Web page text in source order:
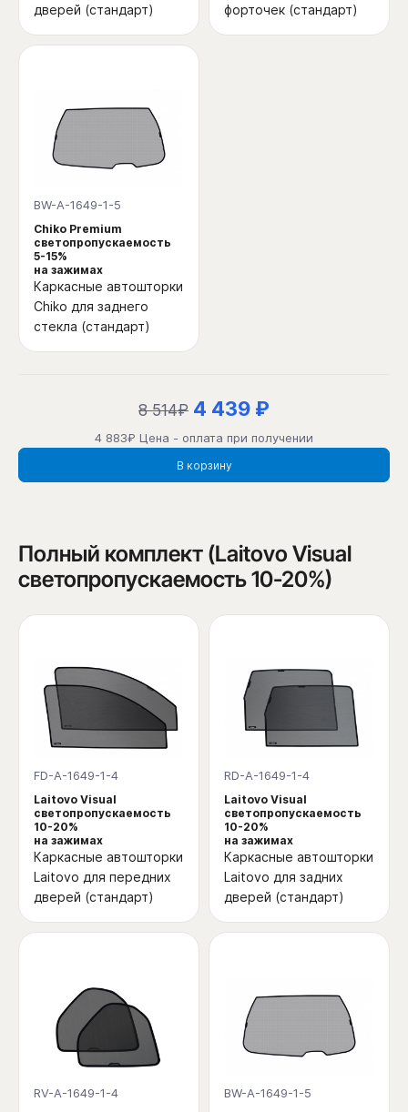
дверей (стандарт)
форточек (стандарт)
BW-A-1649-1-5
Chiko Premium
светопропускаемость
5-15%
на зажимах
Каркасные автошторки
Chiko для заднего
стекла (стандарт)
8 514₽ 4 439 ₽
4 883₽ Цена - оплата при получении
В корзину
Полный комплект (Laitovo Visual
светопропускаемость 10-20%)
FD-A-1649-1-4
Laitovo Visual
светопропускаемость
10-20%
на зажимах
Каркасные автошторки
Laitovo для передних
дверей (стандарт)
RD-A-1649-1-4
Laitovo Visual
светопропускаемость
10-20%
на зажимах
Каркасные автошторки
Laitovo для задних
дверей (стандарт)
RV-A-1649-1-4 BW-A-1649-1-5